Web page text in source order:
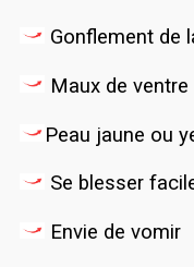
Gonflement de
Maux de
Peau jaune ou
Se blesser
Envie de vomir